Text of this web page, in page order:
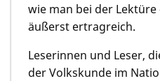
wie man bei der
äußerst ertragreich.
Leserinnen und Leser,
der Volkskunde im